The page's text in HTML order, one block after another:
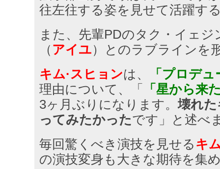
往左往する姿を見せて活躍す
また、先輩PDのタク・イェ
（ アイユ）とのラブラインを
キム·スヒョンは、
「プロデ
理由について、「
「星から来
3ヶ月ぶりになります。壊れ
ってみたかったです」と述べ
毎回驚くべき演技を見せる キ
の演技変身も大きな期待を集